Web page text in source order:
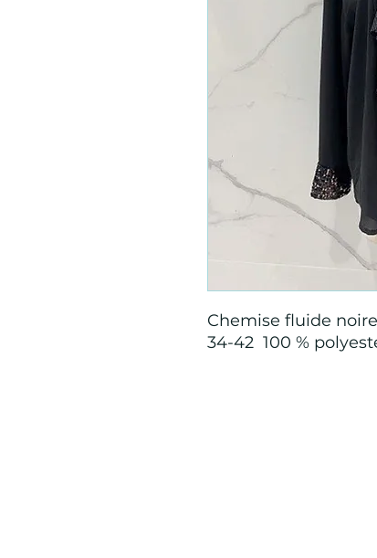
Chemise fluide
34-42 100 %